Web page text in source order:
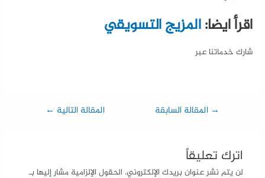
اقرأ ايضا:المزيج التسويقي
شارك خدماتنا عبر
→ المقالة السابقة المقالة التالية ←
اترك تعليقاً
لن يتم نشر عنوان بريدك الإلكتروني. الحقول الإلزامية مشار إليها بـ